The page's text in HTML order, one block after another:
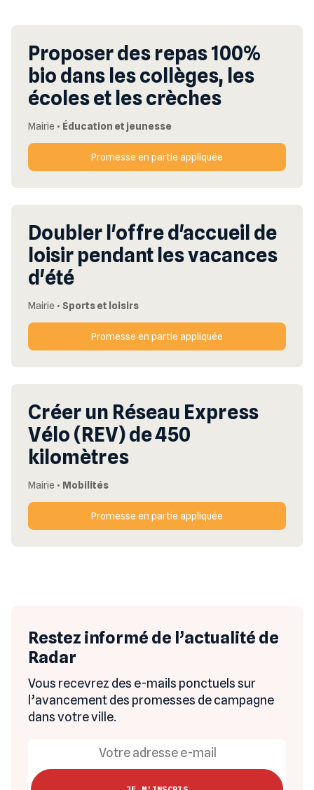
Proposer des repas 100%
bio dans les collèges, les
écoles et les crèches
Mairie • Éducation et jeunesse
Promesse en partie appliquée
Doubler l'offre d'accueil de
loisir pendant les vacances
d'été
Mairie • Sports et loisirs
Promesse en partie appliquée
Créer un Réseau Express
Vélo (REV) de 450
kilomètres
Mairie • Mobilités
Promesse en partie appliquée
Restez informé de l’actualité de
Radar
Vous recevrez des e-mails ponctuels sur
l’avancement des promesses de campagne
dans votre ville.